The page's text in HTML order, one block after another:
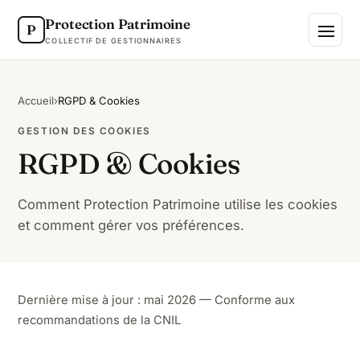
P Protection Patrimoine
COLLECTIF DE GESTIONNAIRES
Accueil›RGPD & Cookies
GESTION DES COOKIES
RGPD & Cookies
Comment Protection Patrimoine utilise les cookies
et comment gérer vos préférences.
Dernière mise à jour : mai 2026 — Conforme aux
recommandations de la CNIL